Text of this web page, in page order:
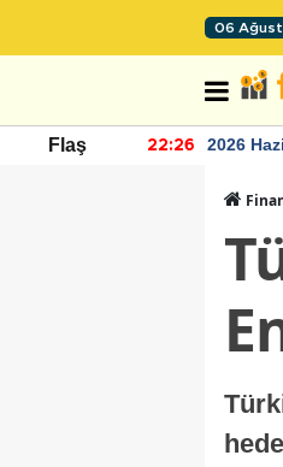
06
Flaş 22:26
2026